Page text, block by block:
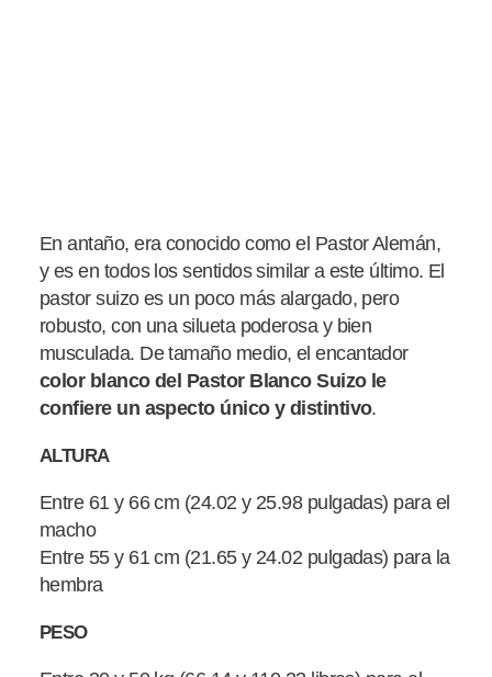
En antaño, era conocido como el Pastor Alemán,
y es en todos los sentidos similar a este último. El
pastor suizo es un poco más alargado, pero
robusto, con una silueta poderosa y bien
musculada. De tamaño medio, el encantador
color blanco del Pastor Blanco Suizo le
confiere un aspecto único y distintivo.
ALTURA
Entre 61 y 66 cm (24.02 y 25.98 pulgadas) para el
macho
Entre 55 y 61 cm (21.65 y 24.02 pulgadas) para la
hembra
PESO